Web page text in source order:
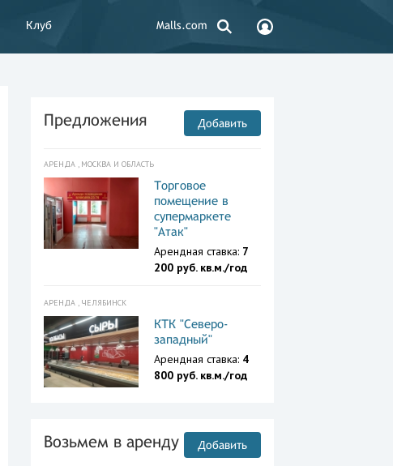
Клуб Malls.com
Предложения Добавить
АРЕНДА , МОСКВА И ОБЛАСТЬ
Торговое
помещение в
супермаркете
"Атак"
Арендная ставка: 7
200 руб. кв.м./год
АРЕНДА , ЧЕЛЯБИНСК
КТК "Северо-
западный"
Арендная ставка: 4
800 руб. кв.м./год
Возьмем в аренду Добавить